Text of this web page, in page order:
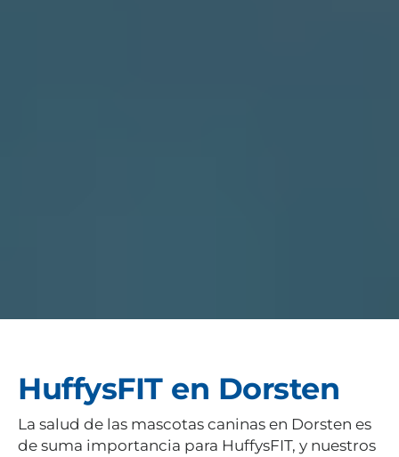
HuffysFIT en Dorsten
La salud de las mascotas caninas en Dorsten es
de suma importancia para HuffysFIT, y nuestros